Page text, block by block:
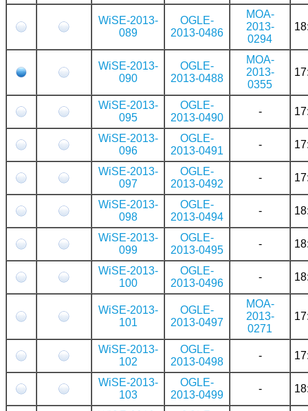
WiSE-2013-
089
OGLE-
2013-0486
MOA-
2013-
0294
WiSE-2013-
090
OGLE-
2013-0488
MOA-
2013-
0355
WiSE-2013-
095
OGLE-
2013-0490
-
WiSE-2013-
096
OGLE-
2013-0491
-
WiSE-2013-
097
OGLE-
2013-0492
-
WiSE-2013-
098
OGLE-
2013-0494
-
WiSE-2013-
099
OGLE-
2013-0495
-
WiSE-2013-
100
OGLE-
2013-0496
-
WiSE-2013-
101
OGLE-
2013-0497
MOA-
2013-
0271
WiSE-2013-
102
OGLE-
2013-0498
-
WiSE-2013-
103
OGLE-
2013-0499
-